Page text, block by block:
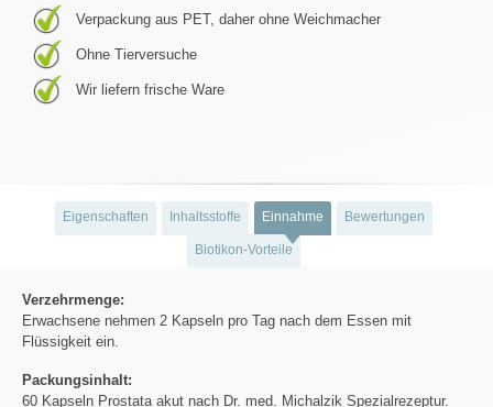
Verpackung aus PET, daher ohne Weichmacher
Ohne Tierversuche
Wir liefern frische Ware
Eigenschaften Inhaltsstoffe Einnahme Bewertungen
Biotikon-Vorteile
Verzehrmenge:
Erwachsene nehmen 2 Kapseln pro Tag nach dem Essen mit
Flüssigkeit ein.
Packungsinhalt:
60 Kapseln Prostata akut nach Dr. med. Michalzik Spezialrezeptur.